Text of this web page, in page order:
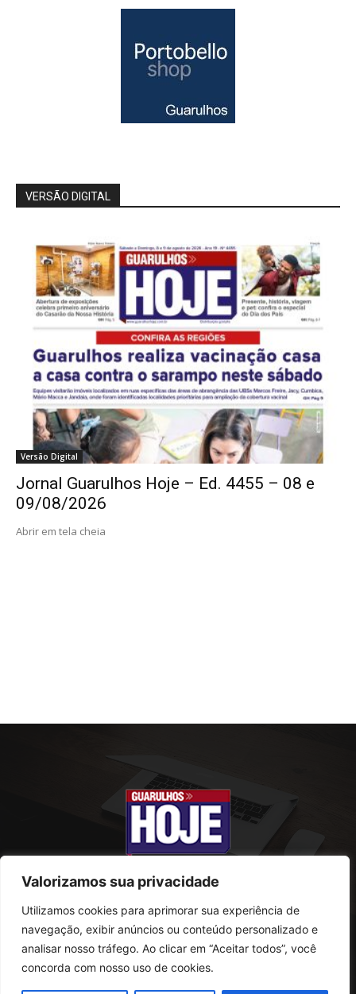
Valorizamos sua privacidade
Utilizamos cookies para aprimorar sua experiência de
navegação, exibir anúncios ou conteúdo personalizado e
analisar nosso tráfego. Ao clicar em “Aceitar todos”, você
concorda com nosso uso de cookies.
VERSÃO DIGITAL
Versão Digital
Jornal Guarulhos Hoje – Ed. 4455 – 08 e
09/08/2026
Abrir em tela cheia
SOBRE NÓS
Rua Conselheiro Antonio Prado, 121